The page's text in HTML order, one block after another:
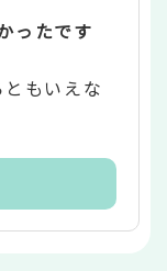
ったです
ともいえな